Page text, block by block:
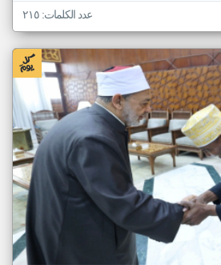
عدد الكلمات: ٢١٥